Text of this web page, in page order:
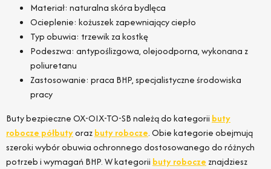
Materiał: naturalna skóra bydlęca
Ocieplenie: kożuszek zapewniający ciepło
Typ obuwia: trzewik za kostkę
Podeszwa: antypoślizgowa, olejoodporna, wykonana z
poliuretanu
Zastosowanie: praca BHP, specjalistyczne środowiska
pracy
Buty bezpieczne OX-OIX-TO-SB należą do kategorii buty
robocze półbutyorazbuty robocze. Obie kategorie obejmują
szeroki wybór obuwia ochronnego dostosowanego do różnych
potrzeb i wymagań BHP. W kategorii buty robocze znajdziesz